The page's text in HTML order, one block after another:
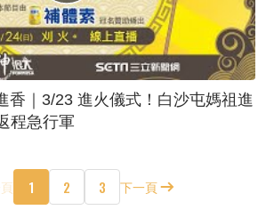
香｜3/23 進火儀式！白沙屯媽祖進
程急行軍
1 2 3 下一頁